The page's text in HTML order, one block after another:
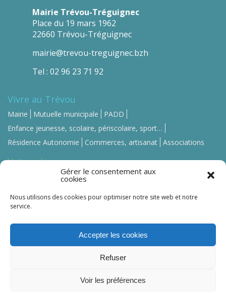
Gérer le consentement aux
cookies
Nous utilisons des cookies pour optimiser notre site web et notre
service.
Accepter les cookies
Refuser
Voir les préférences
Mairie Trévou-Tréguignec
Place du 19 mars 1962
22660 Trévou-Tréguignec
mairie@trevou-treguignec.bzh
Tel : 02 96 23 71 92
Vivre au Trévou
Mairie Mutuelle municipale
PADD
Enfance jeunesse, scolaire, périscolaire, sport…
Résidence Autonomie
Commerces, artisanat Associations
Votre séjour
Se restaurer Commerces, artisanat
Contact-Mairie
Trévou-Tréguignec ©2026 -
Crédit photo : Guillaume Le Berre –